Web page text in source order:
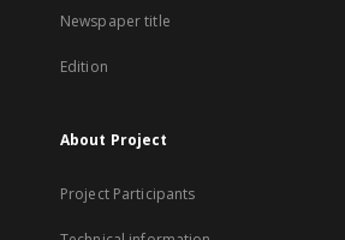
Newspaper title
Edition
About Project
Project Participants